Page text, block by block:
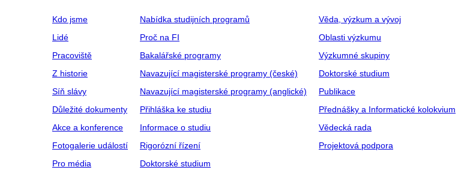
Kdo jsme
Lidé
Pracoviště
Z historie
Síň slávy
Důležité dokumenty
Akce a konference
Fotogalerie událostí
Pro média
Nabídka studijních programů
Proč na FI
Bakalářské programy
Navazující magisterské programy (české)
Navazující magisterské programy (anglické)
Přihláška ke studiu
Informace o studiu
Rigorózní řízení
Doktorské studium
Věda, výzkum a vývoj
Oblasti výzkumu
Výzkumné skupiny
Doktorské studium
Publikace
Přednášky a Informatické kolokvium
Vědecká rada
Projektová podpora